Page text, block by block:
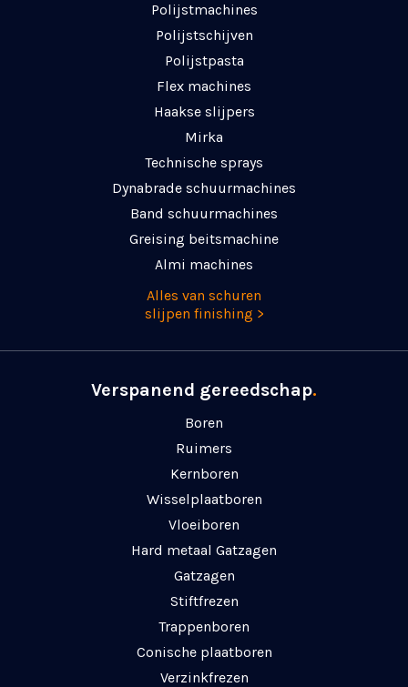
Polijstmachines
Polijstschijven
Polijstpasta
Flex machines
Haakse slijpers
Mirka
Technische sprays
Dynabrade schuurmachines
Band schuurmachines
Greising beitsmachine
Almi machines
Alles van schuren
slijpen finishing >
Verspanend gereedschap.
Boren
Ruimers
Kernboren
Wisselplaatboren
Vloeiboren
Hard metaal Gatzagen
Gatzagen
Stiftfrezen
Trappenboren
Conische plaatboren
Verzinkfrezen